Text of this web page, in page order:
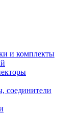
и комплекты
соединители